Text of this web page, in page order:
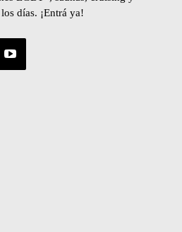
días. ¡Entrá ya!